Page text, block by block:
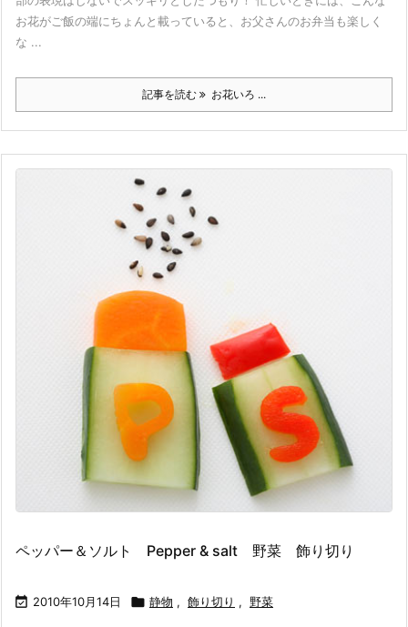
お花がご飯の端にちょんと載っていると、お父さんのお弁当も楽しく
な ...
記事を読む お花いろ ...
ペッパー＆ソルト Pepper & salt 野菜 飾り切り
 2010年10月14日  静物 , 飾り切り , 野菜